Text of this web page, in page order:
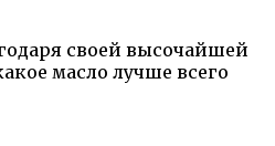
своей высочайшей
масло лучше всего